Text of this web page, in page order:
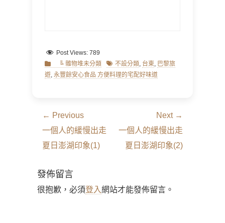
Post Views: 789
Categories
╚ 雜物堆未分類 Tags不設分類, 台東, 巴黎旅
遊, 永豐餘安心食品 方便料理的宅配好味道
文
章
導
覽
← Previous
Previous
post:
一個人的緩慢出走
夏日澎湖印象(1)
Next →
Next
post:
一個人的緩慢出走
夏日澎湖印象(2)
發佈留言
很抱歉，必須登入網站才能發佈留言。